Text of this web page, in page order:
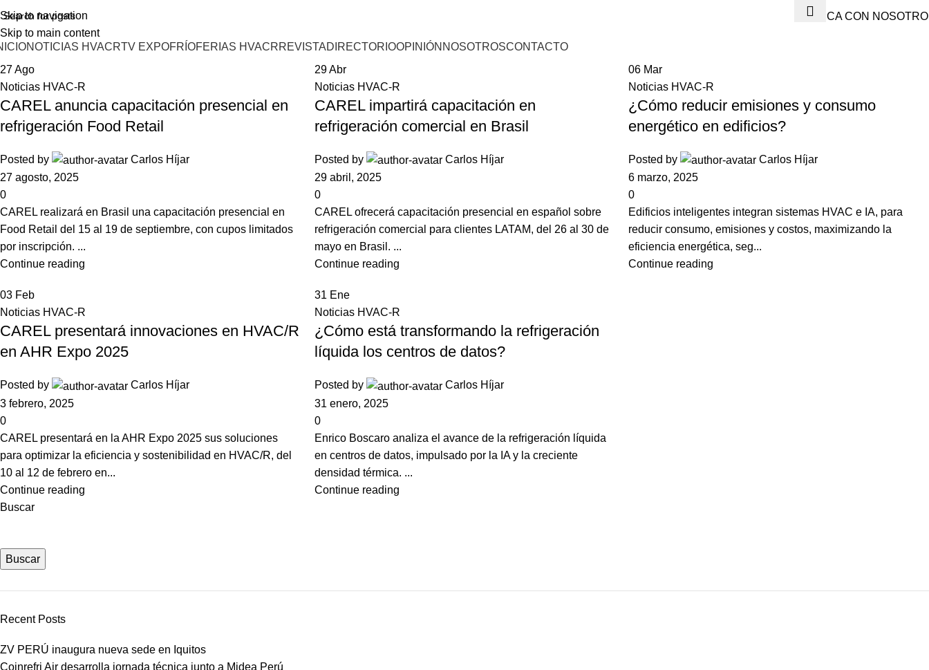
Skip to navigation
Skip to main content
PUBLICA CON
NOTICIAS HVACRTV EXPOFRÍOFERIAS HVACRREVISTADIRECTORIOOPINIÓN NOSOTROSCONTACTO
27Ago
Noticias HVAC-R
CAREL anuncia capacitación presencial en
refrigeración Food Retail
Posted by
Carlos Híjar
27 agosto, 2025
0
CAREL realizará en Brasil una capacitación presencial en
Food Retail del 15 al 19 de septiembre, con cupos limitados
por inscripción. ...
Continue reading
29Abr
Noticias HVAC-R
CAREL impartirá capacitación en
refrigeración comercial en Brasil
Posted by
Carlos Híjar
29 abril, 2025
0
CAREL ofrecerá capacitación presencial en español sobre
refrigeración comercial para clientes LATAM, del 26 al 30 de
mayo en Brasil. ...
Continue reading
06 Mar
Noticias HVAC-R
¿Cómo reducir emisiones y consumo
energético en edificios?
Posted by
Carlos Híjar
6 marzo, 2025
0
Edificios inteligentes integran sistemas HVAC e IA, para
reducir consumo, emisiones y costos, maximizando la
eficiencia energética, seg...
Continue reading
03 Feb
Noticias HVAC-R
CAREL presentará innovaciones en HVAC/R
en AHR Expo 2025
Posted by
Carlos Híjar
3 febrero, 2025
0
CAREL presentará en la AHR Expo 2025 sus soluciones
para optimizar la eficiencia y sostenibilidad en HVAC/R, del
10 al 12 de febrero en...
Continue reading
31 Ene
Noticias HVAC-R
¿Cómo está transformando la refrigeración
líquida los centros de datos?
Posted by
Carlos Híjar
31 enero, 2025
0
Enrico Boscaro analiza el avance de la refrigeración líquida
en centros de datos, impulsado por la IA y la creciente
densidad térmica. ...
Continue reading
Buscar
Buscar
Recent Posts
ZV PERÚ inaugura nueva sede en Iquitos
Coinrefri Air desarrolla jornada técnica junto a Midea Perú